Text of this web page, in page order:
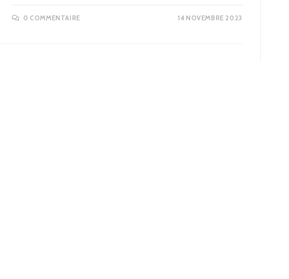
0 COMMENTAIRE 14 NOVEMBRE 2023